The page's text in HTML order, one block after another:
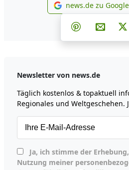
news.de zu
Teilen auf
Teilen auf
Per E-
Newsletter von news.de
Täglich kostenlos & topaktuell
Regionales und Weltgeschehen.
Nutzung meiner